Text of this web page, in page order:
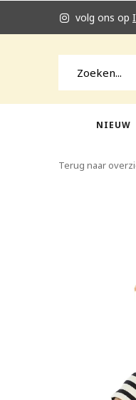
NIEUW
volg ons op
Terug naar